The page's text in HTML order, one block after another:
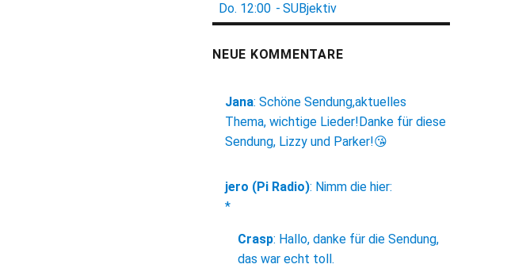
Do. 12:00 - SUBjektiv
NEUE KOMMENTARE
Jana: Schöne Sendung,aktuelles
Thema, wichtige Lieder!Danke für diese
Sendung, Lizzy und Parker!😘
jero (Pi Radio): Nimm die hier:
*
Crasp: Hallo, danke für die Sendung,
das war echt toll.